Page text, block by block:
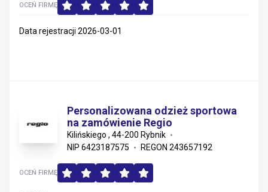
OCEŃ FIRMĘ
Data rejestracji 2026-03-01
Personalizowana odzież sportowa
na zamówienie Regio
Kilińskiego , 44-200 Rybnik
NIP 6423187575
REGON 243657192
OCEŃ FIRMĘ